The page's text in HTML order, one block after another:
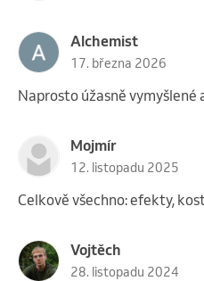
Alchemist
17. března 2026
Naprosto úžasně vymyšlené
Mojmír
12. listopadu 2025
Celkově všechno: efekty,
Vojtěch
28. listopadu 2024